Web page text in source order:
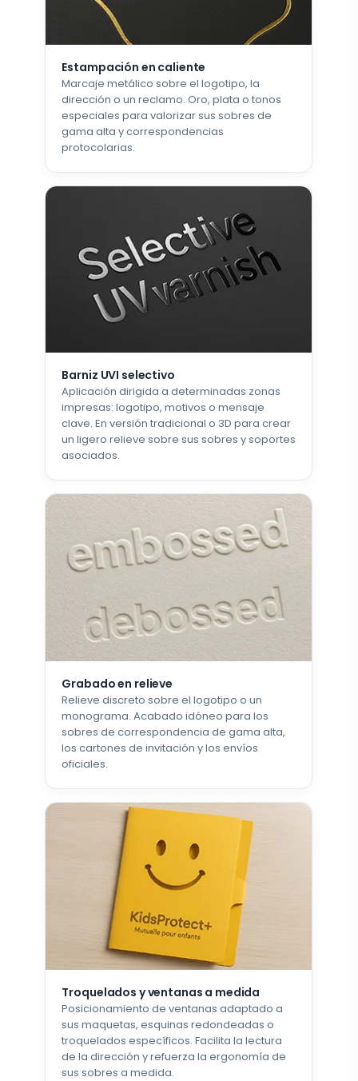
Estampación en caliente
Marcaje metálico sobre el logotipo, la
dirección o un reclamo. Oro, plata o tonos
especiales para valorizar sus sobres de
gama alta y correspondencias
protocolarias.
Barniz UVI selectivo
Aplicación dirigida a determinadas zonas
impresas: logotipo, motivos o mensaje
clave. En versión tradicional o 3D para crear
un ligero relieve sobre sus sobres y soportes
asociados.
Grabado en relieve
Relieve discreto sobre el logotipo o un
monograma. Acabado idóneo para los
sobres de correspondencia de gama alta,
los cartones de invitación y los envíos
oficiales.
Troquelados y ventanas a medida
Posicionamiento de ventanas adaptado a
sus maquetas, esquinas redondeadas o
troquelados específicos. Facilita la lectura
de la dirección y refuerza la ergonomía de
sus sobres a medida.